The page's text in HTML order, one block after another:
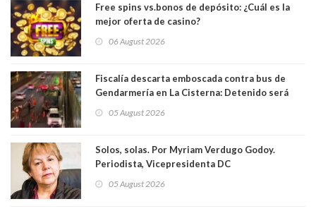
Free spins vs.bonos de depósito: ¿Cuál es la
mejor oferta de casino?
06 August 2026
Fiscalía descarta emboscada contra bus de
Gendarmería en La Cisterna: Detenido será
05 August 2026
Solos, solas. Por Myriam Verdugo Godoy.
Periodista, Vicepresidenta DC
05 August 2026